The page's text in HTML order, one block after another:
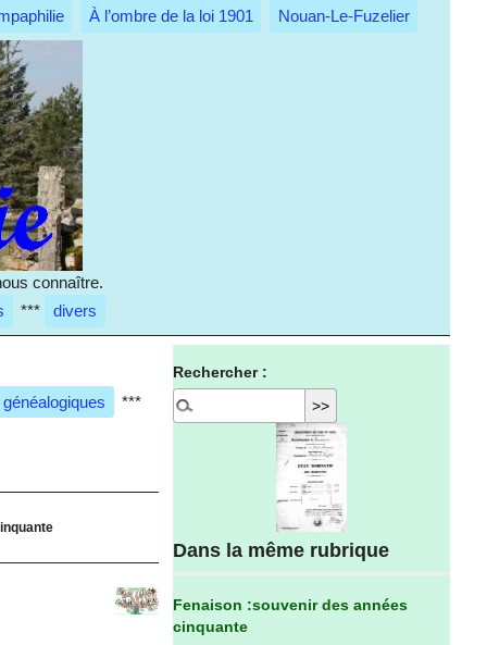
À l’ombre de la loi 1901 Nouan-Le-Fuzelier
connaître.
*** divers
***
Rechercher :
Dans la même rubrique
Fenaison :souvenir des années
cinquante